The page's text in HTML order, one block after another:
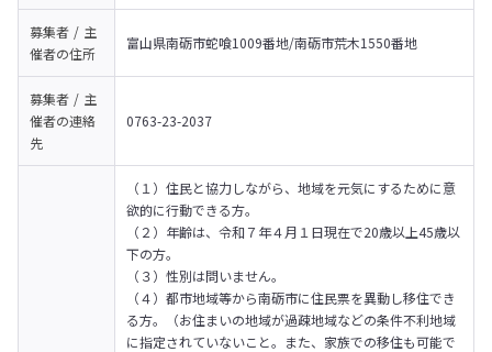
募集者 / 主
催者の住所
富山県南砺市蛇喰1009番地/南砺市荒木1550番地
募集者 / 主
催者の連絡
先
0763-23-2037
（１）住民と協力しながら、地域を元気にするために意
欲的に行動できる方。
（２）年齢は、令和７年４月１日現在で20歳以上45歳以
下の方。
（３）性別は問いません。
（４）都市地域等から南砺市に住民票を異動し移住でき
る方。（お住まいの地域が過疎地域などの条件不利地域
に指定されていないこと。また、家族での移住も可能で